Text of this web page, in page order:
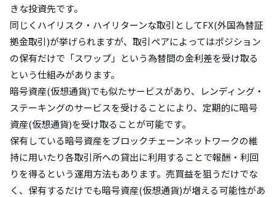
きな投資先です。
同じくハイリスク・ハイリターンな取引としてFX(外国為替証
拠金取引)が挙げられますが、取引ペアによってはポジション
の保有だけで「スワップ」という為替間の金利差を受け取る
という仕組みがあります。
暗号資産(仮想通貨)でも似たサービスがあり、レンディング・
ステーキングのサービスを受けることにより、定期的に暗号
資産(仮想通貨)を受け取ることが可能です。
保有している暗号資産をブロックチェーンネットワークの維
持に用いたり各取引所への貸出に利用することで報酬・利回
りを得るという運用方法もあります。売買益を狙うだけでな
く、保有するだけでも暗号資産(仮想通貨)が増える可能性があ